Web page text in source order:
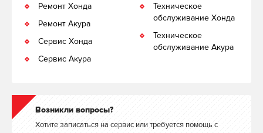
Ремонт Хонда
Ремонт Акура
Сервис Хонда
Сервис Акура
Техническое
обслуживание Хонда
Техническое
обслуживание Акура
Возникли вопросы?
Хотите записаться на сервис или требуется помощь с